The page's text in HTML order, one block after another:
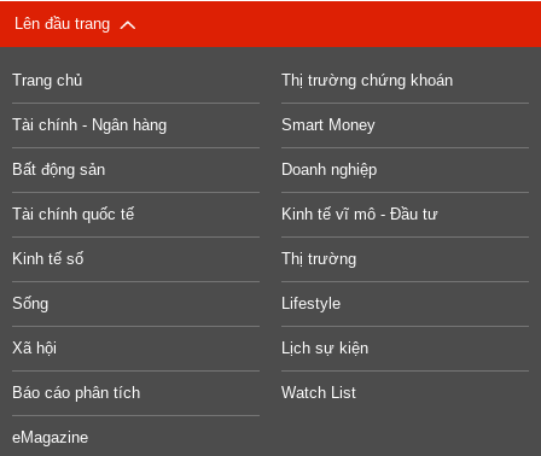
Lên đầu trang
Trang chủ Thị trường chứng khoán
Tài chính - Ngân hàng Smart Money
Bất động sản Doanh nghiệp
Tài chính quốc tế Kinh tế vĩ mô - Đầu tư
Kinh tế số Thị trường
Sống Lifestyle
Xã hội Lịch sự kiện
Báo cáo phân tích Watch List
eMagazine